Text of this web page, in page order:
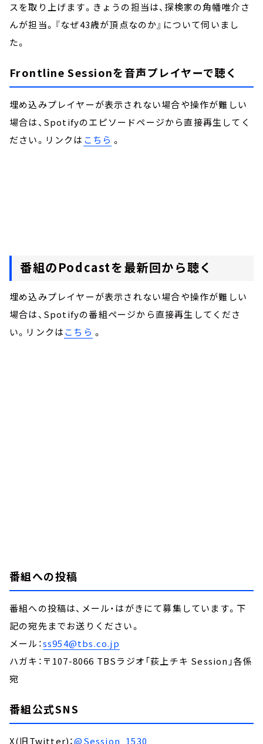
スを取り上げます。きょうの担当は、探検家の角幡唯介さ
んが担当。『なぜ43歳が頂点なのか』について伺いまし
た。
Frontline Sessionを音声プレイヤーで聴く
埋め込みプレイヤーが表示されない場合や操作が難しい
場合は、Spotifyのエピソードページから直接再生してく
ださい。リンクは こちら 。
番組のPodcastを最新回から聴く
埋め込みプレイヤーが表示されない場合や操作が難しい
場合は、Spotifyの番組ページから直接再生してくださ
い。リンクはこちら 。
番組への投稿
番組への投稿は、メール・はがきにて募集しています。下
記の宛先までお送りください。
メール：ss954@tbs.co.jp
ハガキ：〒107-8066 TBSラジオ「荻上チキ Session」各係
宛
番組公式SNS
X(旧Twitter)：@Session_1530